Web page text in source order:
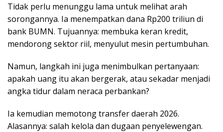
Tidak perlu menunggu lama untuk melihat arah
sorongannya. Ia menempatkan dana Rp200 triliun di
bank BUMN. Tujuannya: membuka keran kredit,
mendorong sektor riil, menyulut mesin pertumbuhan.
Namun, langkah ini juga menimbulkan pertanyaan:
apakah uang itu akan bergerak, atau sekadar menjadi
angka tidur dalam neraca perbankan?
Ia kemudian memotong transfer daerah 2026.
Alasannya: salah kelola dan dugaan penyelewengan.